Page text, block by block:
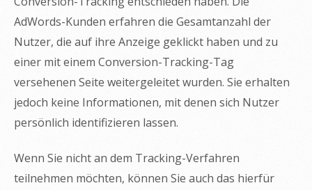
AdWords-Kunden erfahren die Gesamtanzahl der
Nutzer, die auf ihre Anzeige geklickt haben und zu
einer mit einem Conversion-Tracking-Tag
versehenen Seite weitergeleitet wurden. Sie erhalten
jedoch keine Informationen, mit denen sich Nutzer
persönlich identifizieren lassen.
Wenn Sie nicht an dem Tracking-Verfahren
teilnehmen möchten, können Sie auch das hierfür